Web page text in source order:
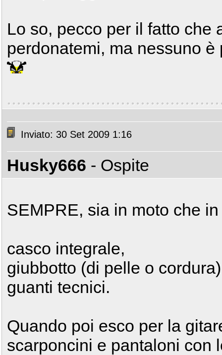
Lo so, pecco per il fatto che
perdonatemi, ma nessuno
Inviato: 30 Set 2009 1:16
Husky666 - Ospite
SEMPRE, sia in moto che
casco integrale,
giubbotto (di pelle o
guanti tecnici.
Quando poi esco per la
scarponcini e pantaloni con